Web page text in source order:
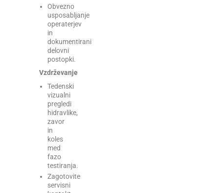
Obvezno
usposabljanje
operaterjev
in
dokumentirani
delovni
postopki.
Vzdrževanje
Tedenski
vizualni
pregledi
hidravlike,
zavor
in
koles
med
fazo
testiranja.
Zagotovite
servisni